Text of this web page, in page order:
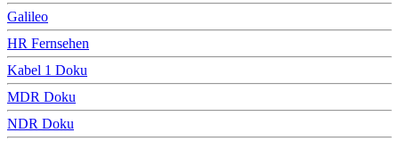
Galileo
HR Fernsehen
Kabel 1 Doku
MDR Doku
NDR Doku